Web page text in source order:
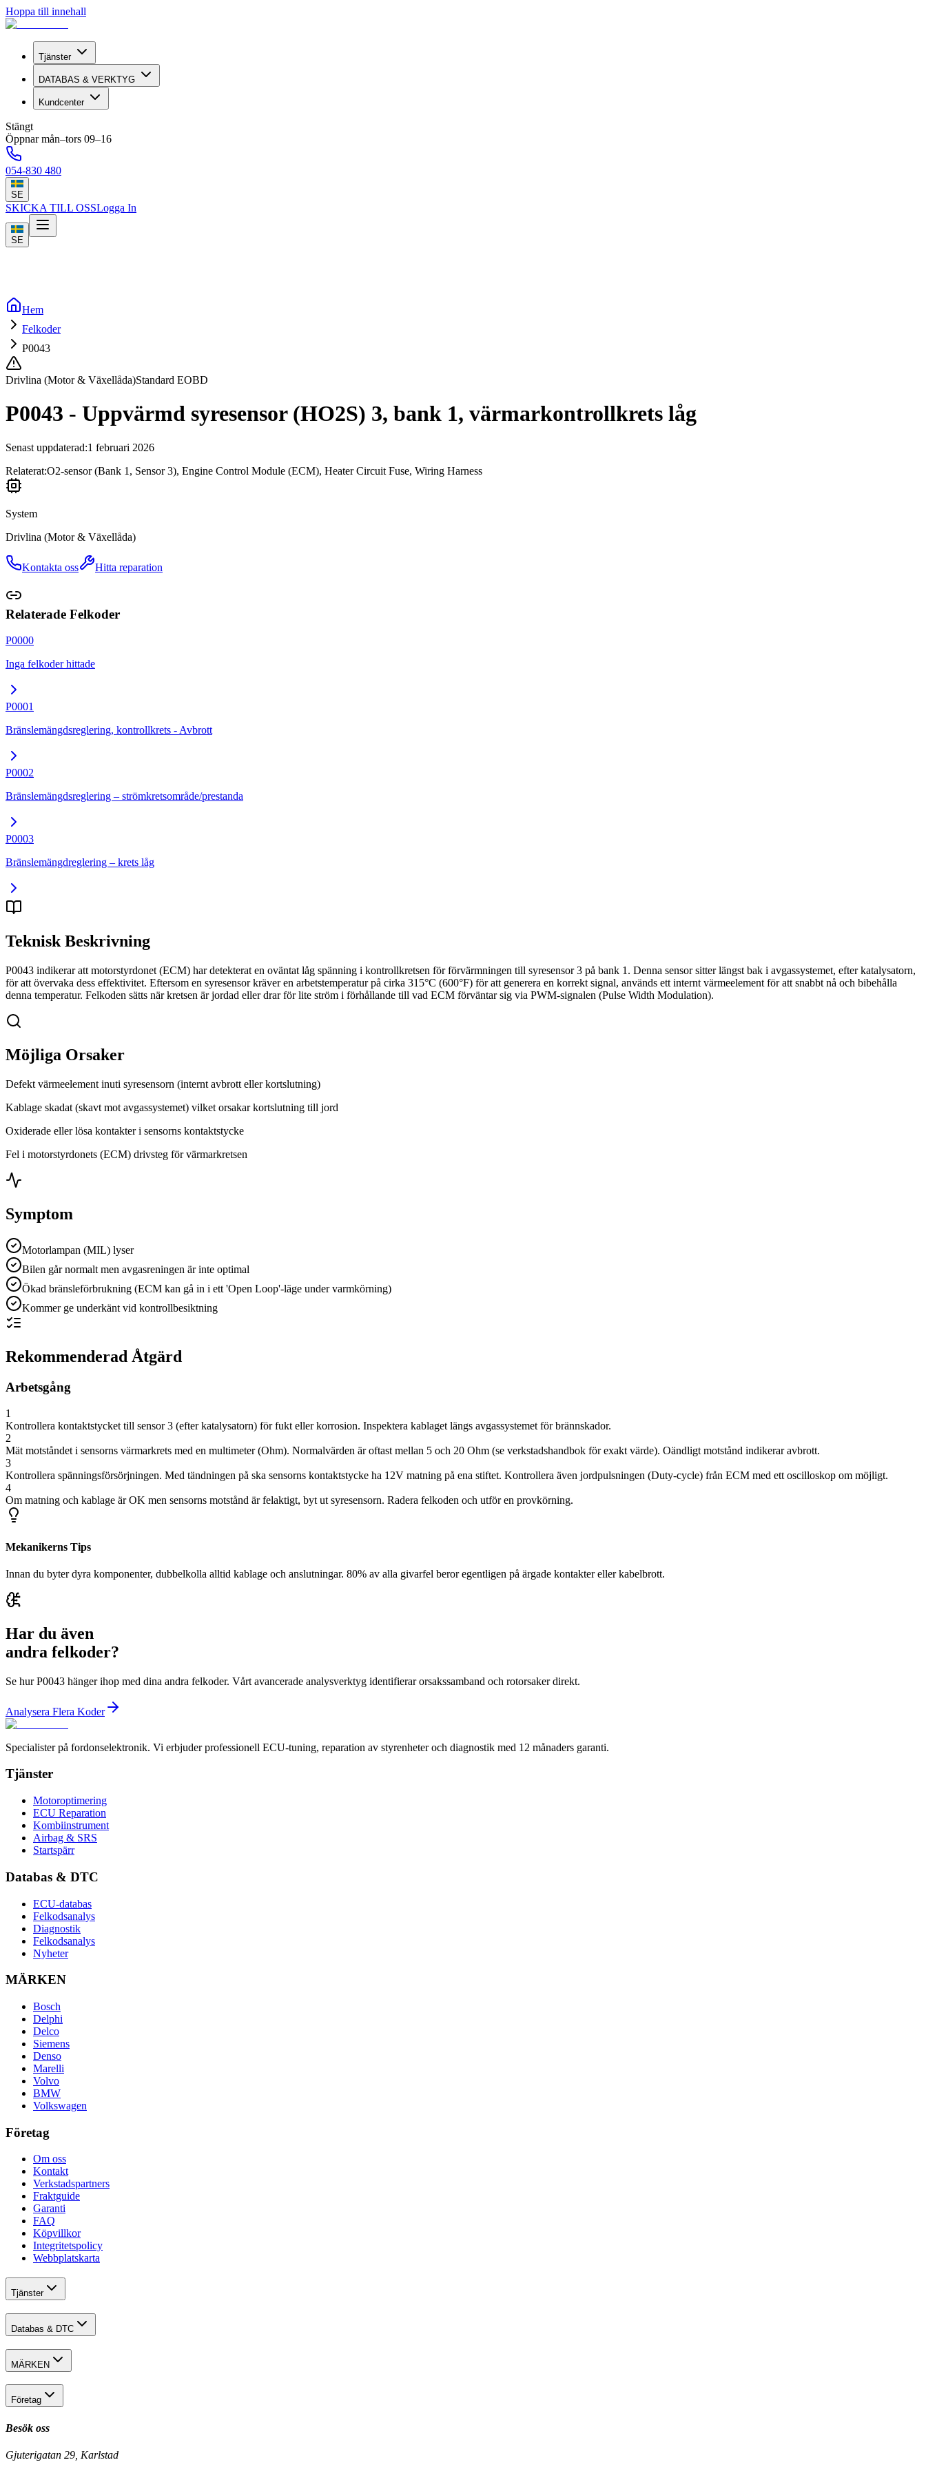
Hoppa till innehall
Tjänster
DATABAS & VERKTYG
Kundcenter
Stängt
Öppnar mån–tors 09–16
054-830 480
SE
SKICKA TILL OSSLogga In
SE
Hem
Felkoder
P0043
Drivlina (Motor & Växellåda)Standard EOBD
P0043 - Uppvärmd syresensor (HO2S) 3, bank 1, värmarkontrollkrets låg
Senast uppdaterad:1 februari 2026
Relaterat:O2-sensor (Bank 1, Sensor 3), Engine Control Module (ECM), Heater Circuit Fuse, Wiring Harness
System
Drivlina (Motor & Växellåda)
Kontakta oss Hitta reparation
Relaterade Felkoder
P0000
Inga felkoder hittade
P0001
Bränslemängdsreglering, kontrollkrets - Avbrott
P0002
Bränslemängdsreglering – strömkretsområde/prestanda
P0003
Bränslemängdreglering – krets låg
Teknisk Beskrivning
P0043 indikerar att motorstyrdonet (ECM) har detekterat en oväntat låg spänning i kontrollkretsen för förvärmningen till syresensor 3 på bank 1. Denna sensor sitter längst bak i avgassystemet, efter katalysatorn,
för att övervaka dess effektivitet. Eftersom en syresensor kräver en arbetstemperatur på cirka 315°C (600°F) för att generera en korrekt signal, används ett internt värmeelement för att snabbt nå och bibehålla
denna temperatur. Felkoden sätts när kretsen är jordad eller drar för lite ström i förhållande till vad ECM förväntar sig via PWM-signalen (Pulse Width Modulation).
Möjliga Orsaker
Defekt värmeelement inuti syresensorn (internt avbrott eller kortslutning)
Kablage skadat (skavt mot avgassystemet) vilket orsakar kortslutning till jord
Oxiderade eller lösa kontakter i sensorns kontaktstycke
Fel i motorstyrdonets (ECM) drivsteg för värmarkretsen
Symptom
Motorlampan (MIL) lyser
Bilen går normalt men avgasreningen är inte optimal
Ökad bränsleförbrukning (ECM kan gå in i ett 'Open Loop'-läge under varmkörning)
Kommer ge underkänt vid kontrollbesiktning
Rekommenderad Åtgärd
Arbetsgång
1
Kontrollera kontaktstycket till sensor 3 (efter katalysatorn) för fukt eller korrosion. Inspektera kablaget längs avgassystemet för brännskador.
2
Mät motståndet i sensorns värmarkrets med en multimeter (Ohm). Normalvärden är oftast mellan 5 och 20 Ohm (se verkstadshandbok för exakt värde). Oändligt motstånd indikerar avbrott.
3
Kontrollera spänningsförsörjningen. Med tändningen på ska sensorns kontaktstycke ha 12V matning på ena stiftet. Kontrollera även jordpulsningen (Duty-cycle) från ECM med ett oscilloskop om möjligt.
4
Om matning och kablage är OK men sensorns motstånd är felaktigt, byt ut syresensorn. Radera felkoden och utför en provkörning.
Mekanikerns Tips
Innan du byter dyra komponenter, dubbelkolla alltid kablage och anslutningar. 80% av alla givarfel beror egentligen på ärgade kontakter eller kabelbrott.
Har du även
andra felkoder?
Se hur P0043 hänger ihop med dina andra felkoder. Vårt avancerade analysverktyg identifierar orsakssamband och rotorsaker direkt.
Analysera Flera Koder
Specialister på fordonselektronik. Vi erbjuder professionell ECU-tuning, reparation av styrenheter och diagnostik med 12 månaders garanti.
Tjänster
Motoroptimering
ECU Reparation
Kombiinstrument
Airbag & SRS
Startspärr
Databas & DTC
ECU-databas
Felkodsanalys
Diagnostik
Felkodsanalys
Nyheter
MÄRKEN
Bosch
Delphi
Delco
Siemens
Denso
Marelli
Volvo
BMW
Volkswagen
Företag
Om oss
Kontakt
Verkstadspartners
Fraktguide
Garanti
FAQ
Köpvillkor
Integritetspolicy
Webbplatskarta
Tjänster
Databas & DTC
MÄRKEN
Företag
Besök oss
Gjuterigatan 29, Karlstad